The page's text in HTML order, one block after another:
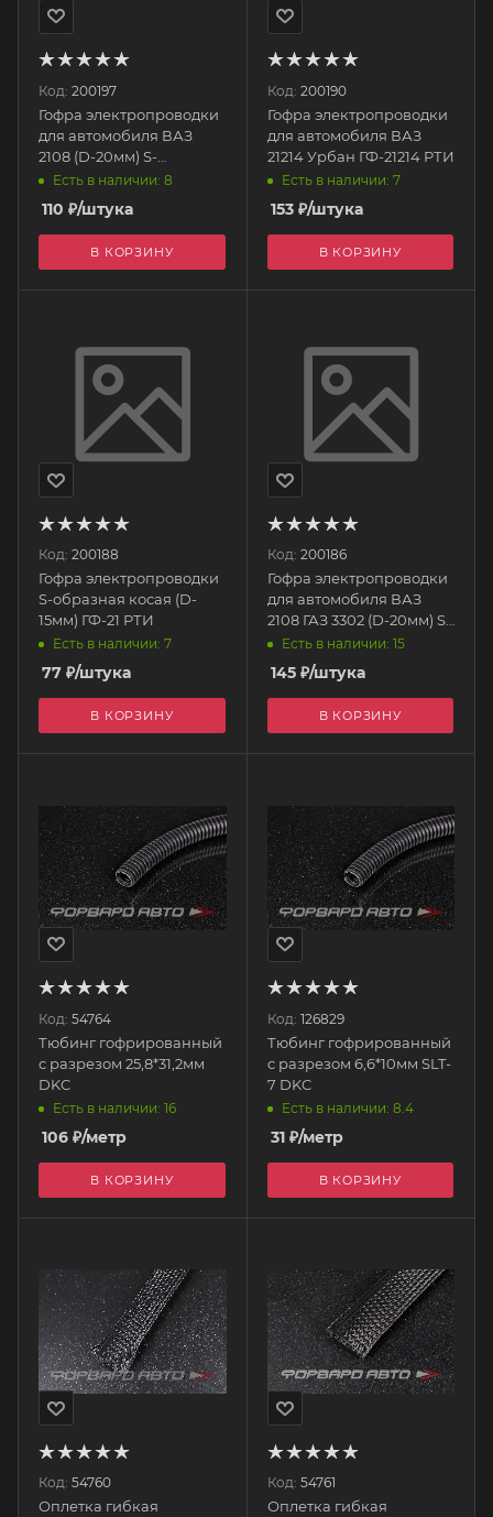
Код: 200197
Гофра электропроводки
для автомобиля ВАЗ
2108 (D-20мм) S-
образная косая задн.
дверь ГФ-9 РТИ
Есть в наличии: 8
110 ₽/штука
В КОРЗИНУ
Код: 200190
Гофра электропроводки
для автомобиля ВАЗ
21214 Урбан ГФ-21214 РТИ
Есть в наличии: 7
153₽/штука
В КОРЗИНУ
Код: 200188
Гофра электропроводки
S-образная косая (D-
15мм) ГФ-21 РТИ
Есть в наличии: 7
77 ₽/штука
В КОРЗИНУ
Код: 200186
Гофра электропроводки
для автомобиля ВАЗ
2108 ГАЗ 3302 (D-20мм) S-
образная косая ГФ-19
Есть в наличии: 15
145₽/штука
В КОРЗИНУ
Код: 54764
Тюбинг гофрированный
с разрезом 25,8*31,2мм
DKC
Есть в наличии: 16
106 ₽/метр
В КОРЗИНУ
Код: 126829
Тюбинг гофрированный
с разрезом 6,6*10мм SLT-
7 DKC
Есть в наличии: 8.4
31₽/метр
В КОРЗИНУ
Код: 54760
Оплетка гибкая
Код: 54761
Оплетка гибкая